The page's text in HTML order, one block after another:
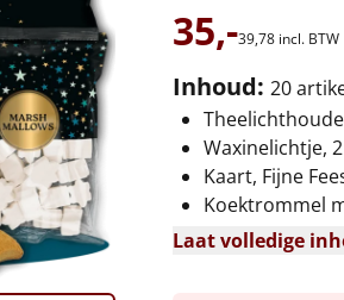
35,-39,78 incl. BTW
Inhoud: 20
Waxinelichtje,
Kaart, Fijne
Koektrommel
Laat volledige